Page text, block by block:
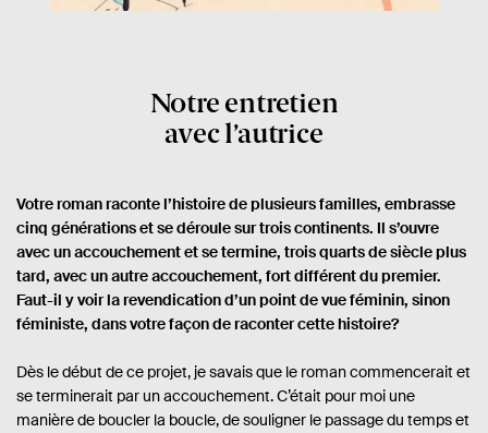
Notre entretien
avec l’autrice
Votre roman raconte l’histoire de plusieurs familles, embrasse
cinq générations et se déroule sur trois continents. Il s’ouvre
avec un accouchement et se termine, trois quarts de siècle plus
tard, avec un autre accouchement, fort différent du premier.
Faut-il y voir la revendication d’un point de vue féminin, sinon
féministe, dans votre façon de raconter cette histoire?
Dès le début de ce projet, je savais que le roman commencerait et
se terminerait par un accouchement. C’était pour moi une
manière de boucler la boucle, de souligner le passage du temps et